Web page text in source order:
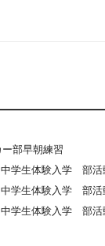
部早朝練習
中学生体験入学 部
中学生体験入学 部
中学生体験入学 部